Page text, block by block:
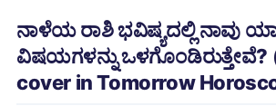
ನಾಳೆಯ ರಾಶಿ ಭವಿಷ್ಯದಲ್ಲಿ ನಾವು
ವಿಷಯಗಳನ್ನು ಒಳಗೊಂಡಿರುತ್ತೇವೆ?
cover in Tomorrow